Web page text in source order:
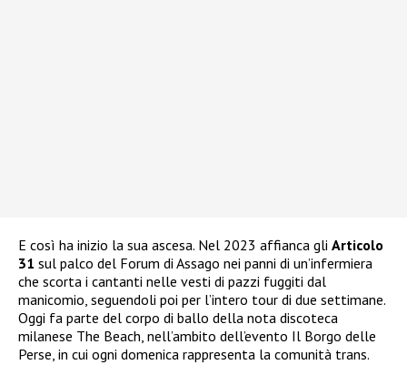
E così ha inizio la sua ascesa. Nel 2023 affianca gli Articolo
31 sul palco del Forum di Assago nei panni di un’infermiera
che scorta i cantanti nelle vesti di pazzi fuggiti dal
manicomio, seguendoli poi per l’intero tour di due settimane.
Oggi fa parte del corpo di ballo della nota discoteca
milanese The Beach, nell’ambito dell’evento Il Borgo delle
Perse, in cui ogni domenica rappresenta la comunità trans.